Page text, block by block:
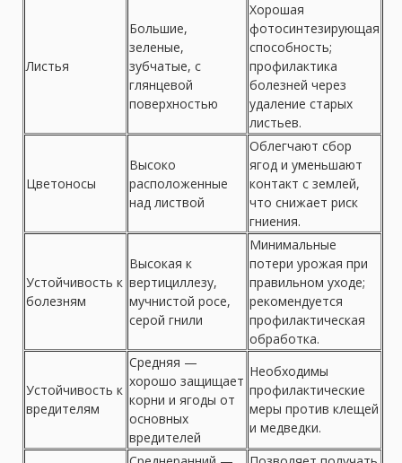
Листья
Большие,
зеленые,
зубчатые, с
глянцевой
поверхностью
Хорошая
фотосинтезирующая
способность;
профилактика
болезней через
удаление старых
листьев.
Цветоносы
Высоко
расположенные
над листвой
Облегчают сбор
ягод и уменьшают
контакт с землей,
что снижает риск
гниения.
Устойчивость к
болезням
Высокая к
вертициллезу,
мучнистой росе,
серой гнили
Минимальные
потери урожая при
правильном уходе;
рекомендуется
профилактическая
обработка.
Устойчивость к
вредителям
Средняя —
хорошо защищает
корни и ягоды от
основных
вредителей
Необходимы
профилактические
меры против клещей
и медведки.